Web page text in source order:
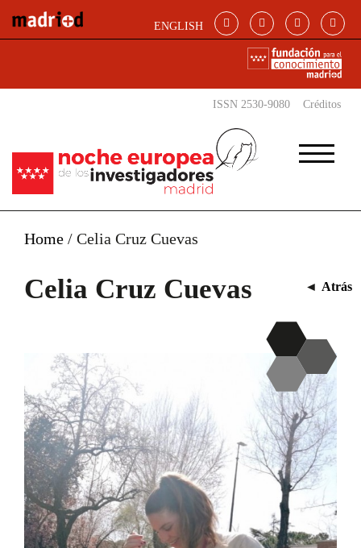
ENGLISH
ISSN 2530-9080 Créditos
Home / Celia Cruz Cuevas
Celia Cruz Cuevas ◄ Atrás